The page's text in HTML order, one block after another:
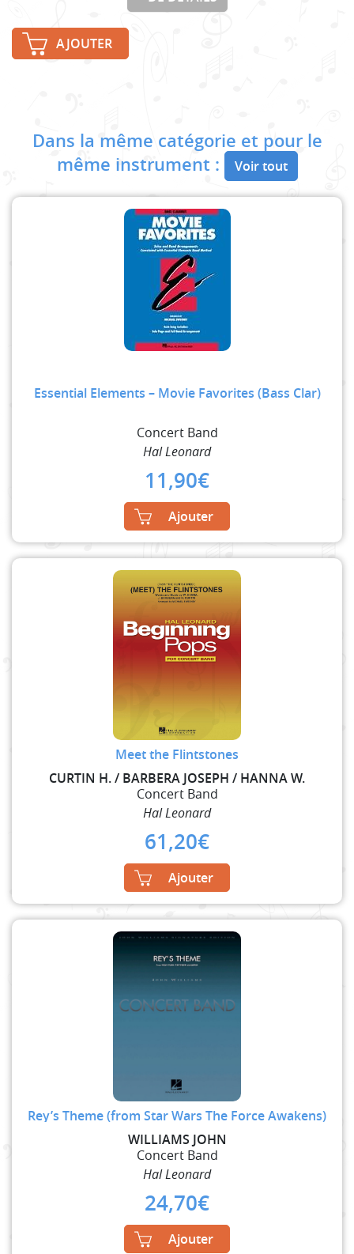
AJOUTER
Dans la même catégorie et pour le
même instrument :
Voir tout
Essential Elements – Movie Favorites (Bass Clar)
Concert Band
Hal Leonard
11,90€
Ajouter
Meet the Flintstones
CURTIN H. / BARBERA JOSEPH / HANNA W.
Concert Band
Hal Leonard
61,20€
Ajouter
Rey’s Theme (from Star Wars The Force Awakens)
WILLIAMS JOHN
Concert Band
Hal Leonard
24,70€
Ajouter